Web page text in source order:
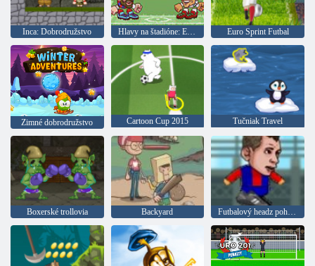
Inca: Dobrodružstvo Hlavy na štadióne: Euro futbal Euro Sprint Futbal
Zimné dobrodružstvo Cartoon Cup 2015 Tučniak Travel
Boxerské trollovia Backyard Futbalový headz pohár 2